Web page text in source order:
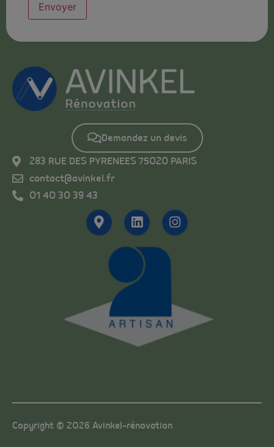
Demandez un devis
283 RUE DES PYRENEES 75020 PARIS
contact@avinkel.fr
01 40 30 39 43
Copyright © 2026 Avinkel-rénovation